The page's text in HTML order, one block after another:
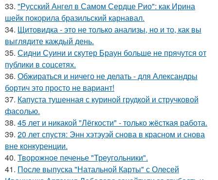
33. "Русский Ангел в Самом Сердце Рио": как Ирина
шейк покорила бразильский карнавал.
34. Щитовидка - это не только анализы, но и то, как вы
выглядите каждый день.
35. Сидни Суини и скутер Браун больше не прячутся от
публики в соцсетях.
36. Обжираться и ничего не делать - для Александры
бортич это просто не вариант!
37. Капуста тушенная с куриной грудкой и стручковой
фасолью.
38. 45 лет и никакой "Лёгкости" - только жёсткая работа.
39. 20 лет спустя: Энн хэтэуэй снова в красном и снова
вне конкуренции.
40. Творожное печенье "Треугольники".
41. После выпуска "Натальной Карты" с Олесей